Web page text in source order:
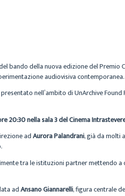
bando della nuova edizione del Premio
audiovisiva contemporanea.
nell’ambito di UnArchive
20:30 nella sala 3 del Cinema
adAurora Palandrani, già da molti
tra le istituzioni partner mettendo
adAnsano Giannarelli, figura centrale